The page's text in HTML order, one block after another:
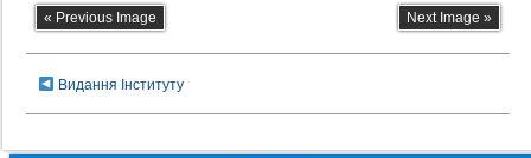
« Previous Image Next Image »
Видання Інституту